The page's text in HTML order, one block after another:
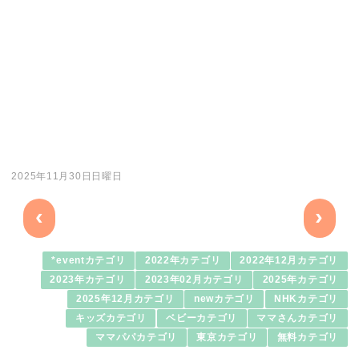
2025年11月30日日曜日
‹ ›
*eventカテゴリ 2022年カテゴリ 2022年12月カテゴリ
2023年カテゴリ 2023年02月カテゴリ 2025年カテゴリ
2025年12月カテゴリ newカテゴリ NHKカテゴリ
キッズカテゴリ ベビーカテゴリ ママさんカテゴリ
ママパパカテゴリ 東京カテゴリ 無料カテゴリ